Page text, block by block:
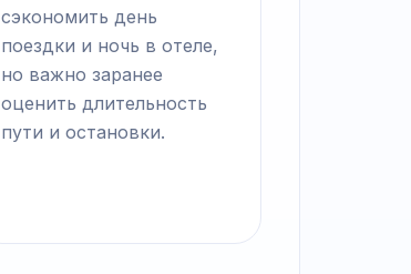
сэкономить день
поездки и ночь в отеле,
но важно заранее
оценить длительность
пути и остановки.